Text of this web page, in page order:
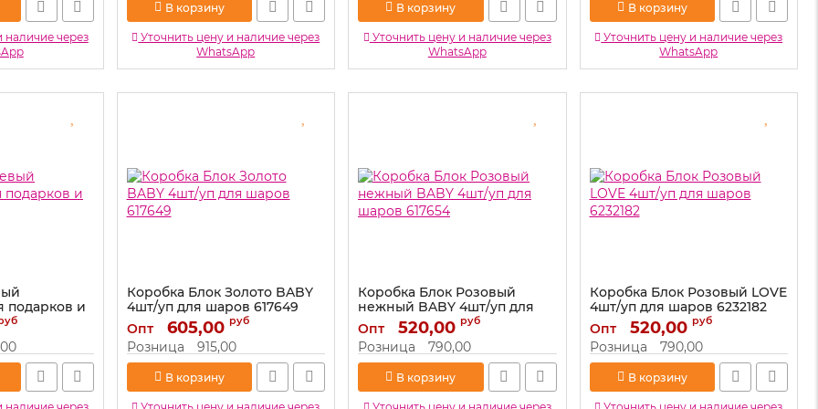
наличие через
В корзину
Уточнить цену и наличие через
WhatsApp
В корзину
Уточнить цену и наличие через
WhatsApp
В корзину
Уточнить цену и наличие через
WhatsApp
подарков и
Коробка Блок Золото BABY
4шт/уп для шаров 617649
Артикул: 617649
Опт 605,00 руб
Розница 915,00
В корзину
Коробка Блок Розовый
нежный BABY 4шт/уп для
шаров 617654
Артикул: 617654
Опт 520,00 руб
Розница 790,00
В корзину
Коробка Блок Розовый LOVE
4шт/уп для шаров 6232182
Артикул: 6232182
Опт 520,00 руб
Розница 790,00
В корзину